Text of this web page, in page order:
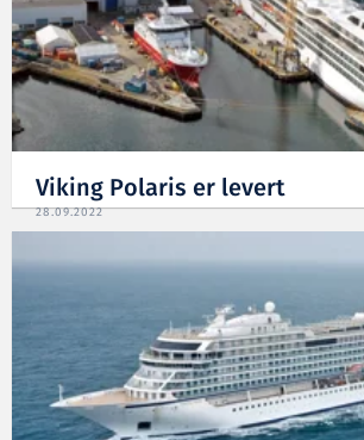
Viking Polaris er levert
28.09.2022